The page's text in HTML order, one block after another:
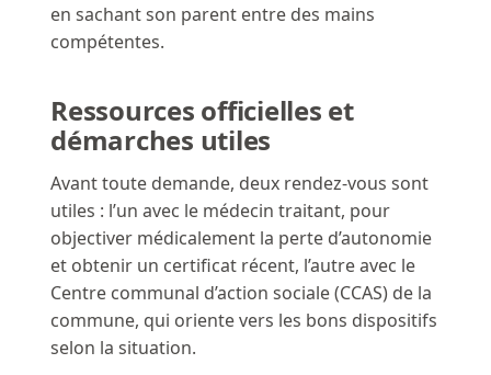
en sachant son parent entre des mains
compétentes.
Ressources officielles et
démarches utiles
Avant toute demande, deux rendez-vous sont
utiles : l’un avec le médecin traitant, pour
objectiver médicalement la perte d’autonomie
et obtenir un certificat récent, l’autre avec le
Centre communal d’action sociale (CCAS) de la
commune, qui oriente vers les bons dispositifs
selon la situation.